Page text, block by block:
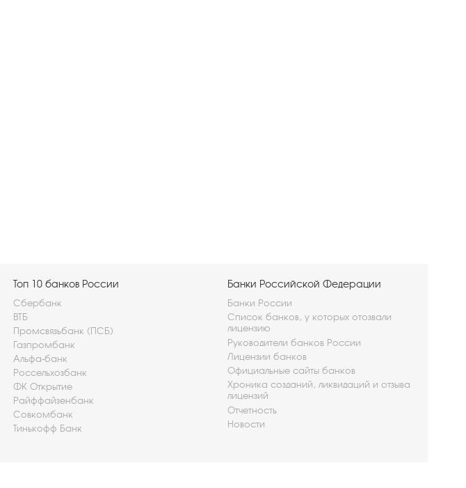
Топ 10 банков России
Сбербанк
ВТБ
Промсвязьбанк (ПСБ)
Газпромбанк
Альфа-банк
Россельхозбанк
ФК Открытие
Райффайзенбанк
Совкомбанк
Тинькофф Банк
Банки Российской Федерации
Банки России
Список банков, у которых отозвали
лицензию
Руководители банков России
Лицензии банков
Официальные сайты банков
Хроника созданий, ликвидаций и отзыва
лицензий
Отчетность
Новости